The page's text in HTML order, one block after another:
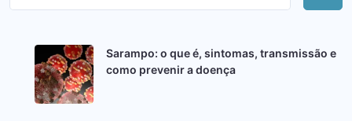
Sarampo: o que é, sintomas, transmissão e
como prevenir a doença